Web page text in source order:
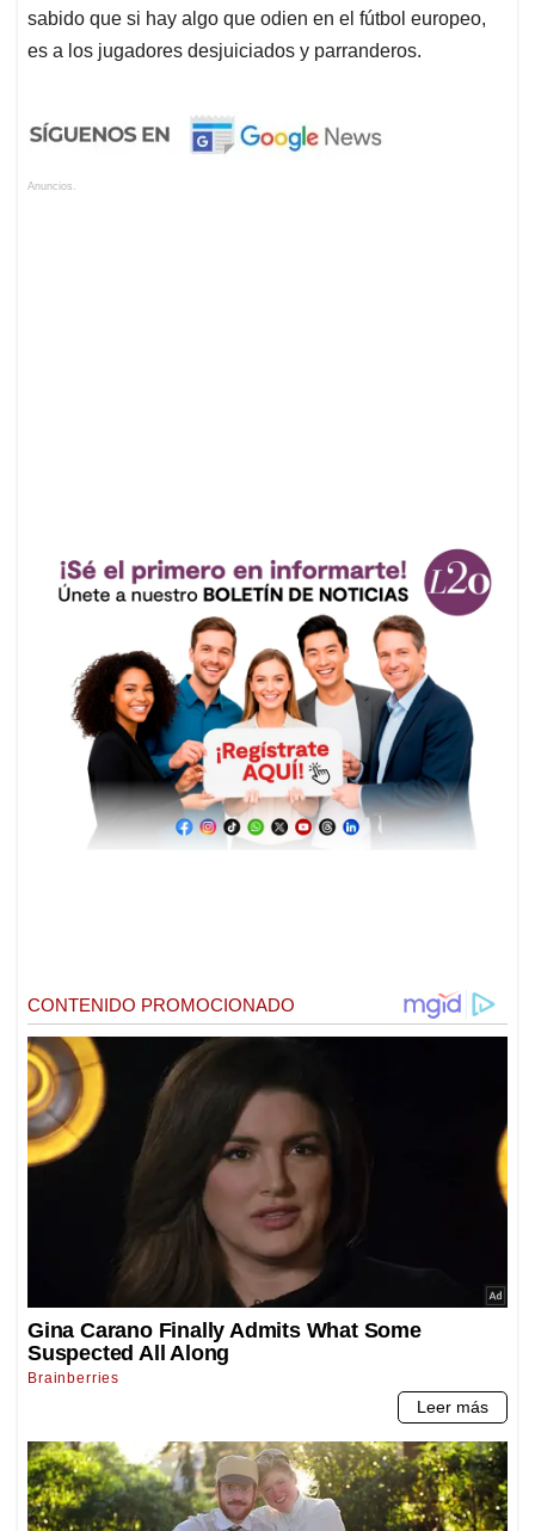
sabido que si hay algo que odien en el fútbol europeo,
es a los jugadores desjuiciados y parranderos.
Anuncios.